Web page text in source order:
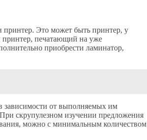
принтер. Это может быть принтер, у
принтер, печатающий на уже
приобрести ламинатор,
зависимости от выполняемых им
скрупулезном изучении предложения
можно с минимальным количеством